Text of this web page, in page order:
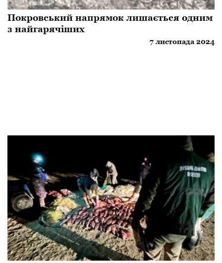
​Покровський напрямок лишається одним
з найгарячіших
7 листопада 2024